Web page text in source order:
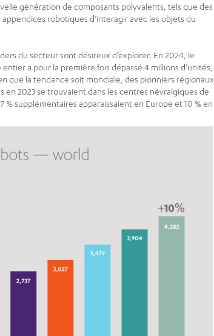
génération de composants polyvalents, tels que des
robotiques d’interagir avec les objets du
du secteur sont désireux d’explorer. En 2024, le
a pour la première fois dépassé 4 millions d’unités,
que la tendance soit mondiale, des pionniers régionaux
2023 se trouvaient dans les centres névralgiques de
supplémentaires apparaissaient en Europe et 10 % en